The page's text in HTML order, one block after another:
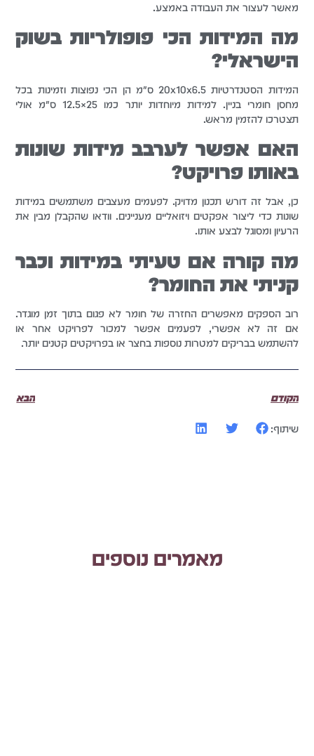
מאשר לעצור את העבודה באמצע.
מה המידות הכי פופולריות בשוק
הישראלי?
המידות הסטנדרטיות 20x10x6.5 ס"מ הן הכי נפוצות וזמינות בכל
מחסן חומרי בניין. למידות מיוחדות יותר כמו 25×12.5 ס"מ אולי
תצטרכו להזמין מראש.
האם אפשר לערבב מידות שונות
באותו פרויקט?
כן, אבל זה דורש תכנון מדויק. לפעמים מעצבים משתמשים במידות
שונות כדי ליצור אפקטים ויזואליים מעניינים. וודאו שהקבלן מבין את
הרעיון ומסוגל לבצע אותו.
מה קורה אם טעיתי במידות וכבר
קניתי את החומר?
רוב הספקים מאפשרים החזרה של חומר לא פגום בתוך זמן מוגדר.
אם זה לא אפשרי, לפעמים אפשר למכור לפרויקט אחר או
להשתמש בבריקים למטרות נוספות בחצר או בפרויקטים קטנים יותר.
הקודם הבא
שיתוף:
מאמרים נוספים